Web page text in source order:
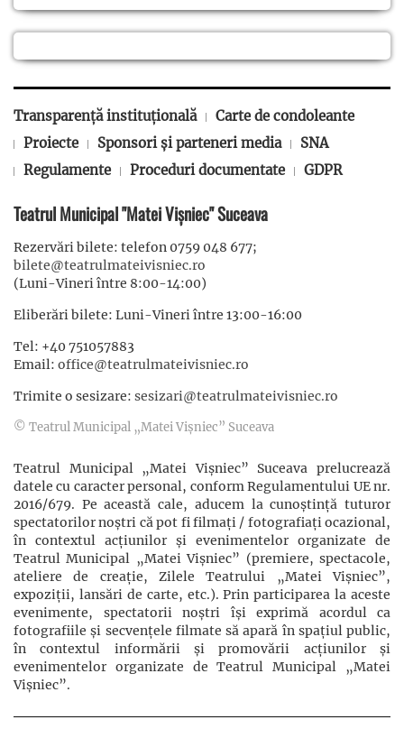
Transparență instituțională
Carte de condoleante
Proiecte
Sponsori și parteneri media
SNA
Regulamente
Proceduri documentate GDPR
Teatrul Municipal "Matei Vișniec" Suceava
Rezervări bilete: telefon 0759 048 677;
bilete@teatrulmateivisniec.ro
(Luni-Vineri între 8:00-14:00)
Eliberări bilete: Luni-Vineri între 13:00-16:00
Tel: +40 751057883
Email: office@teatrulmateivisniec.ro
Trimite o sesizare: sesizari@teatrulmateivisniec.ro
© Teatrul Municipal „Matei Vișniec” Suceava
Teatrul Municipal „Matei Vișniec” Suceava prelucrează
datele cu caracter personal, conform Regulamentului UE nr.
2016/679. Pe această cale, aducem la cunoștință tuturor
spectatorilor noștri că pot fi filmaţi / fotografiaţi ocazional,
în contextul acţiunilor şi evenimentelor organizate de
Teatrul Municipal „Matei Vișniec” (premiere, spectacole,
ateliere de creație, Zilele Teatrului „Matei Vișniec”,
expoziții, lansări de carte, etc.). Prin participarea la aceste
evenimente, spectatorii noștri își exprimă acordul ca
fotografiile și secvențele filmate să apară în spațiul public,
în contextul informării și promovării acţiunilor şi
evenimentelor organizate de Teatrul Municipal „Matei
Vișniec”.